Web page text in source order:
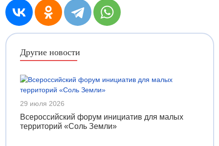
Другие новости
29 июля 2026
Всероссийский форум инициатив для малых
территорий «Соль Земли»